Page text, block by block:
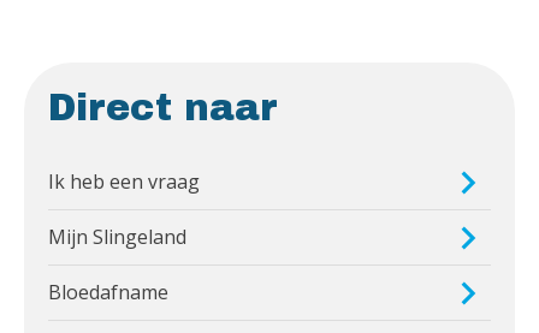
Direct naar
Ik heb een vraag
Mijn Slingeland
Bloedafname